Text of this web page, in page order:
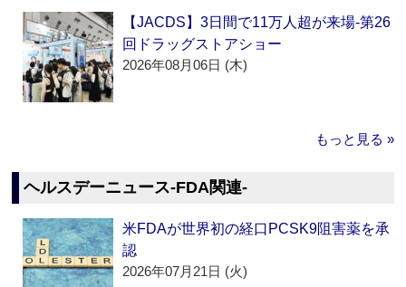
【JACDS】3日間で11万人超が来場‐第26
回ドラッグストアショー
2026年08月06日 (木)
もっと見る »
ヘルスデーニュース‐FDA関連‐
米FDAが世界初の経口PCSK9阻害薬を承
認
2026年07月21日 (火)